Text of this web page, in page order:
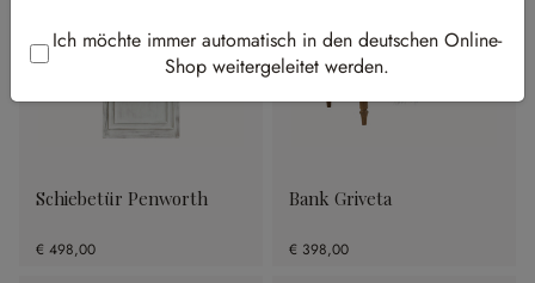
Schiebetür Penworth
€ 498,00
Bank Griveta
€ 398,00
Ich möchte immer automatisch in den deutschen Online-
Shop weitergeleitet werden.